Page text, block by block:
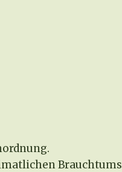
Brauchtums